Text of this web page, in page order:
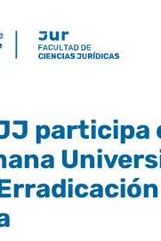
titulaciones
participa